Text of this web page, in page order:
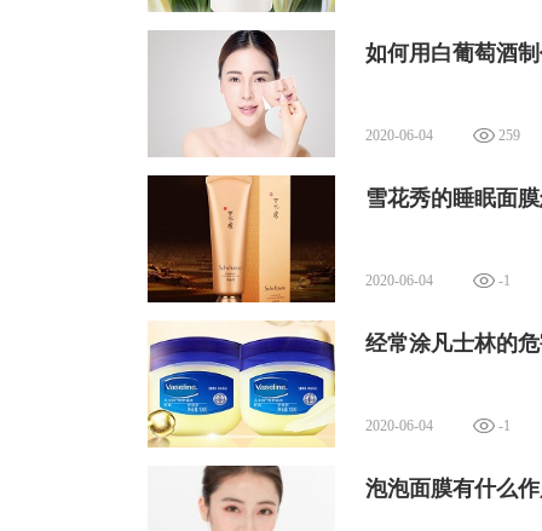
如何用白葡萄酒
2020-06-04 259
雪花秀的睡眠面
2020-06-04 -1
经常涂凡士林的
2020-06-04 -1
泡泡面膜有什么